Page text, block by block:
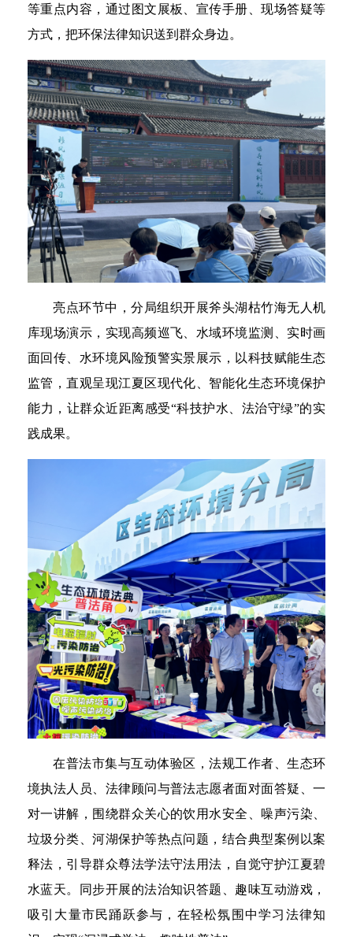
等重点内容，通过图文展板、宣传手册、现场答疑等
方式，把环保法律知识送到群众身边。
亮点环节中，分局组织开展斧头湖枯竹海无人机
库现场演示，实现高频巡飞、水域环境监测、实时画
面回传、水环境风险预警实景展示，以科技赋能生态
监管，直观呈现江夏区现代化、智能化生态环境保护
能力，让群众近距离感受“科技护水、法治守绿”的实
践成果。
在普法市集与互动体验区，法规工作者、生态环
境执法人员、法律顾问与普法志愿者面对面答疑、一
对一讲解，围绕群众关心的饮用水安全、噪声污染、
垃圾分类、河湖保护等热点问题，结合典型案例以案
释法，引导群众尊法学法守法用法，自觉守护江夏碧
水蓝天。同步开展的法治知识答题、趣味互动游戏，
吸引大量市民踊跃参与，在轻松氛围中学习法律知